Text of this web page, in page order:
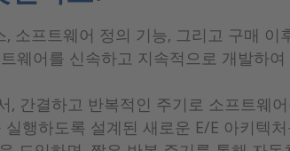
소프트웨어 정의 기능, 그리고 구매
웨어를 신속하고 지속적으로 개발하
간결하고 반복적인 주기로 소프트웨
행하도록 설계된 새로운 E/E 아키텍